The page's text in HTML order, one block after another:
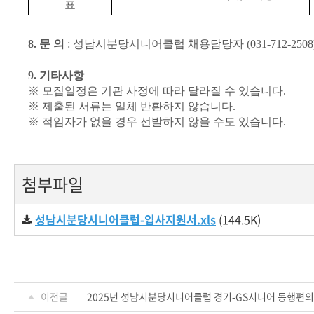
표
8. 문 의 : 성남시분당시니어클럽 채용담당자 (031-712-
9. 기타사항
※ 모집일정은 기관 사정에 따라 달라질 수 있습니다.
※ 제출된 서류는 일체 반환하지 않습니다.
※ 적임자가 없을 경우 선발하지 않을 수도 있습니다.
첨부파일
성남시분당시니어클럽-입사지원서.xls (144.5K)
이전글 2025년 성남시분당시니어클럽 경기-GS시니어 동행편